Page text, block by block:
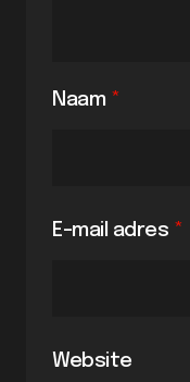
Naam *
E-mail adres *
Website